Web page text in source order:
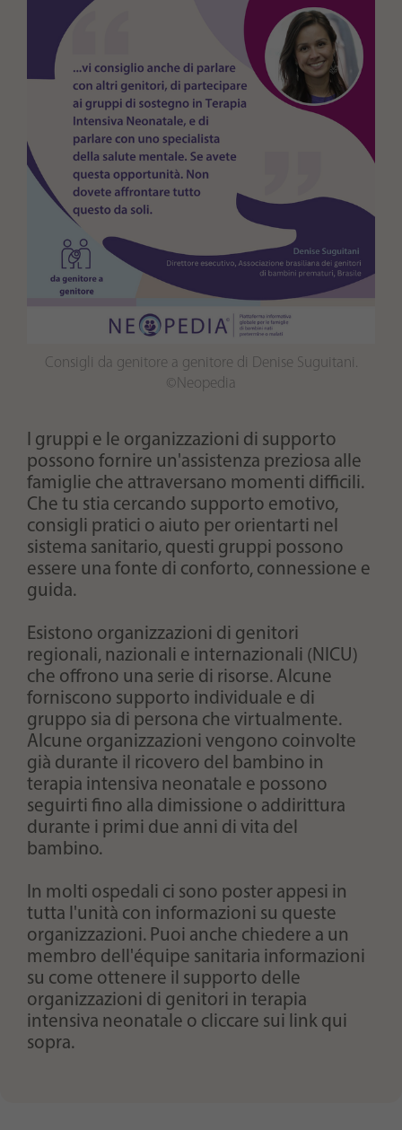
Consigli da genitore a genitore di Denise Suguitani.
©Neopedia
I gruppi e le organizzazioni di supporto
possono fornire un'assistenza preziosa alle
famiglie che attraversano momenti difficili.
Che tu stia cercando supporto emotivo,
consigli pratici o aiuto per orientarti nel
sistema sanitario, questi gruppi possono
essere una fonte di conforto, connessione e
guida.
Esistono organizzazioni di genitori
regionali, nazionali e internazionali (NICU)
che offrono una serie di risorse. Alcune
forniscono supporto individuale e di
gruppo sia di persona che virtualmente.
Alcune organizzazioni vengono coinvolte
già durante il ricovero del bambino in
terapia intensiva neonatale e possono
seguirti fino alla dimissione o addirittura
durante i primi due anni di vita del
bambino.
In molti ospedali ci sono poster appesi in
tutta l'unità con informazioni su queste
organizzazioni. Puoi anche chiedere a un
membro dell'équipe sanitaria informazioni
su come ottenere il supporto delle
organizzazioni di genitori in terapia
intensiva neonatale o cliccare sui link qui
sopra.